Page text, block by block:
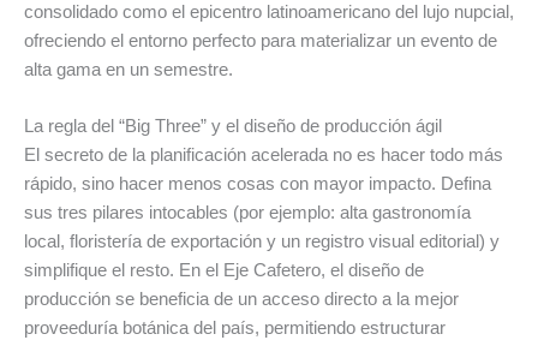
consolidado como el epicentro latinoamericano del lujo nupcial,
ofreciendo el entorno perfecto para materializar un evento de
alta gama en un semestre.
La regla del “Big Three” y el diseño de producción ágil
El secreto de la planificación acelerada no es hacer todo más
rápido, sino hacer menos cosas con mayor impacto. Defina
sus tres pilares intocables (por ejemplo: alta gastronomía
local, floristería de exportación y un registro visual editorial) y
simplifique el resto. En el Eje Cafetero, el diseño de
producción se beneficia de un acceso directo a la mejor
proveeduría botánica del país, permitiendo estructurar